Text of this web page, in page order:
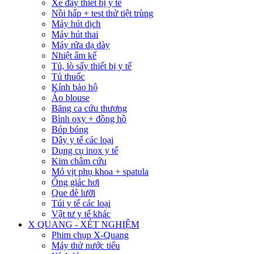
Xe đẩy thiết bị y tế
Nồi hấp + test thử tiệt trùng
Máy hút dịch
Máy hút thai
Máy rửa dạ dày
Nhiệt ẩm kế
Tủ, lò sấy thiết bị y tế
Tủ thuốc
Kính bảo hộ
Áo blouse
Băng ca cứu thương
Bình oxy + đồng hồ
Bóp bóng
Dây y tế các loại
Dụng cụ inox y tế
Kim châm cứu
Mỏ vịt phụ khoa + spatula
Ống giác hơi
Que đè lưỡi
Túi y tế các loại
Vật tư y tế khác
X QUANG - XÉT NGHIỆM
Phim chụp X-Quang
Máy thử nước tiểu